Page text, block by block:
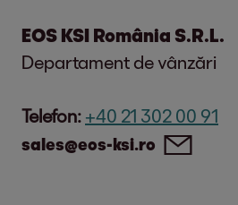
EOS KSI România S.R.L.
Departament de vânzări
Telefon: +40 21 302 00 91
sales@eos-ksi.ro